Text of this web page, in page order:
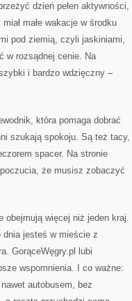
dzień pełen aktywności,
małe wakacje w środku
pod ziemią, czyli jaskiniami,
w rozsądnej cenie. Na
i bardzo wdzięczny –
która pomaga dobrać
szukają spokoju. Są też tacy,
spacer. Na stronie
że musisz zobaczyć
obejmują więcej niż jeden kraj.
dnia jesteś w mieście z
GorąceWęgry.pl lubi
wspomnienia. I co ważne:
autobusem, bez